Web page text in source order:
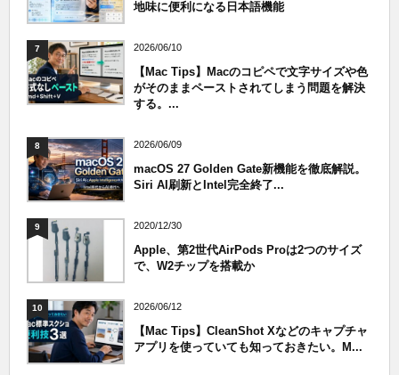
地味に便利になる日本語機能
7 2026/06/10
【Mac Tips】Macのコピペで文字サイズや色
がそのままペーストされてしまう問題を解決
する。...
8 2026/06/09
macOS 27 Golden Gate新機能を徹底解説。
Siri AI刷新とIntel完全終了...
9 2020/12/30
Apple、第2世代AirPods Proは2つのサイズ
で、W2チップを搭載か
10 2026/06/12
【Mac Tips】CleanShot Xなどのキャプチャ
アプリを使っていても知っておきたい。M...